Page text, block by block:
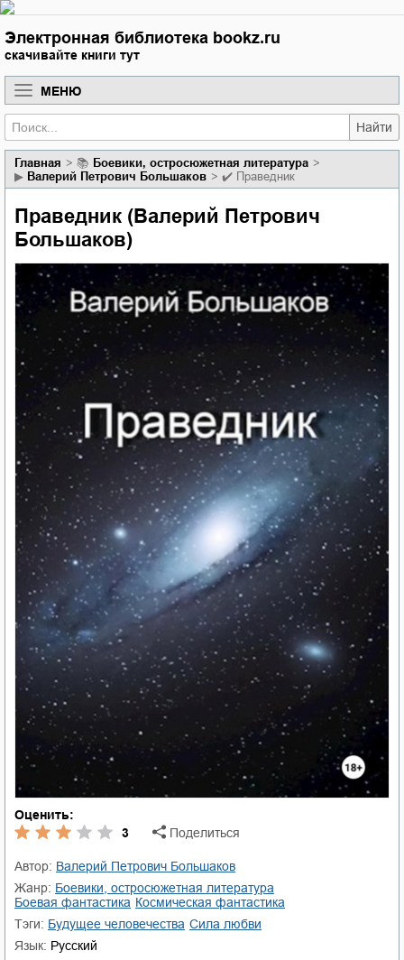
Электронная библиотека bookz.ru
скачивайте книги тут
МЕНЮ
Найти
Главная 📚
боевики, остросюжетная литература
▶ Валерий Петрович Большаков ✔️ Праведник
Праведник (Валерий Петрович
Большаков)
Оценить:
3
Поделиться
Автор:
Валерий Петрович Большаков
Жанр:
боевики, остросюжетная литература
боевая фантастика
космическая фантастика
Тэги:
будущее человечества
сила любви
Язык: Русский